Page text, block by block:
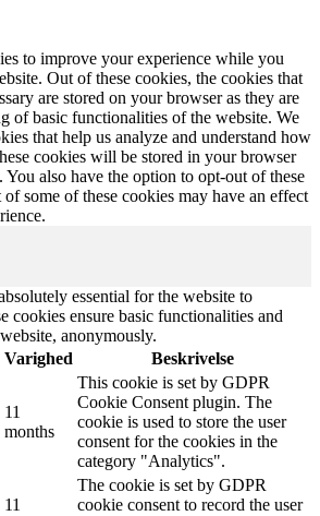
to improve your experience while you
Out of these cookies, the cookies that
are stored on your browser as they are
of basic functionalities of the website. We
that help us analyze and understand how
cookies will be stored in your browser
also have the option to opt-out of these
some of these cookies may have an effect
essential for the website to
cookies ensure basic functionalities and
anonymously.
Varighed Beskrivelse
11
months
This cookie is set by GDPR
Cookie Consent plugin. The
cookie is used to store the user
consent for the cookies in the
category "Analytics".
11
The cookie is set by GDPR
cookie consent to record the user